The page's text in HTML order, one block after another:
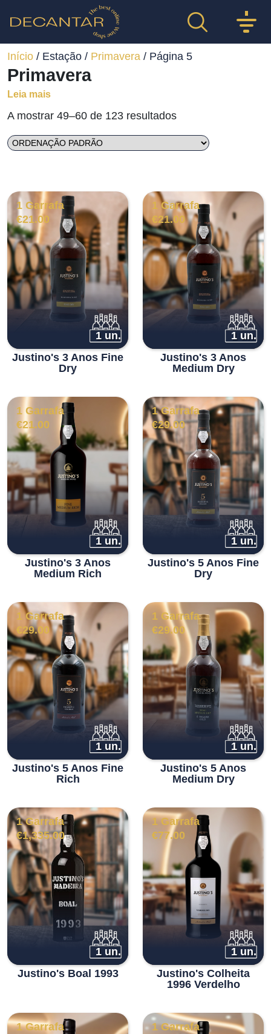
Início / Estação / Primavera / Página 5
Primavera
Leia mais
A mostrar 49–60 de 123 resultados
1 Garrafa
€21.00
1 un.
Justino's 3 Anos Fine
Dry
1 Garrafa
€21.00
1 un.
Justino's 3 Anos
Medium Dry
1 Garrafa
€21.00
1 un.
Justino's 3 Anos
Medium Rich
1 Garrafa
€29.00
1 un.
Justino's 5 Anos Fine
Dry
1 Garrafa
€29.00
1 un.
Justino's 5 Anos Fine
Rich
1 Garrafa
€29.00
1 un.
Justino's 5 Anos
Medium Dry
1 Garrafa
€1,335.00
1 un.
Justino's Boal 1993
1 Garrafa
€77.00
1 un.
Justino's Colheita
1996 Verdelho
1 Garrafa
1 Garrafa